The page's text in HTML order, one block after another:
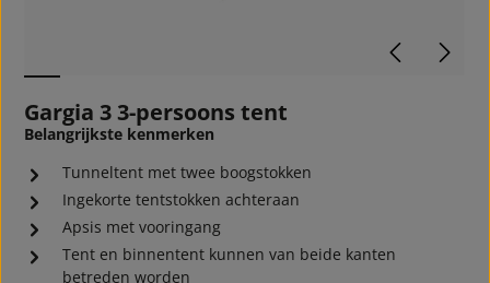
Gargia 3 3-persoons tent
Belangrijkste kenmerken
Tunneltent met twee boogstokken
Ingekorte tentstokken achteraan
Apsis met vooringang
Tent en binnentent kunnen van beide kanten
betreden worden